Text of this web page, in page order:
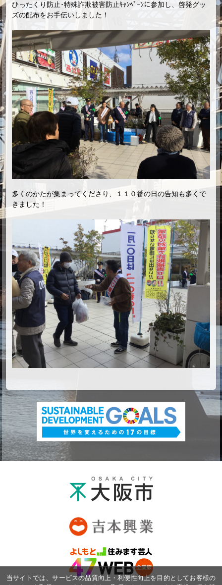
ひったくり防止･特殊詐欺被害防止ｷｬﾝﾍﾟｰﾝに参加し、啓発グッ
ズの配布をお手伝いしました！
多くのかたが集まってくださり、１１０番の日の告知も多くで
きました！
当サイトでは、サービスの品質向上・利便性向上を目的としてお客様の